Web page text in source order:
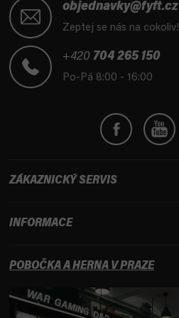
objednavky@fyft.cz
Zeptej se nás na cokoliv!
+420 704 265 150
Po-Pá 8:00 - 16:00
ZÁKAZNICKÝ SERVIS
INFORMACE
POBOČKA A HERNA V PRAZE